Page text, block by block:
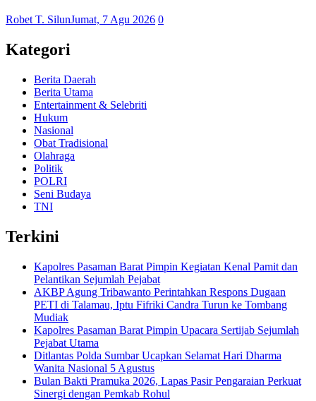
Robet T. SilunJumat, 7 Agu 2026 0
Kategori
Berita Daerah
Berita Utama
Entertainment & Selebriti
Hukum
Nasional
Obat Tradisional
Olahraga
Politik
POLRI
Seni Budaya
TNI
Terkini
Kapolres Pasaman Barat Pimpin Kegiatan Kenal Pamit dan
Pelantikan Sejumlah Pejabat
AKBP Agung Tribawanto Perintahkan Respons Dugaan
PETI di Talamau, Iptu Fifriki Candra Turun ke Tombang
Mudiak
Kapolres Pasaman Barat Pimpin Upacara Sertijab Sejumlah
Pejabat Utama
Ditlantas Polda Sumbar Ucapkan Selamat Hari Dharma
Wanita Nasional 5 Agustus
Bulan Bakti Pramuka 2026, Lapas Pasir Pengaraian Perkuat
Sinergi dengan Pemkab Rohul